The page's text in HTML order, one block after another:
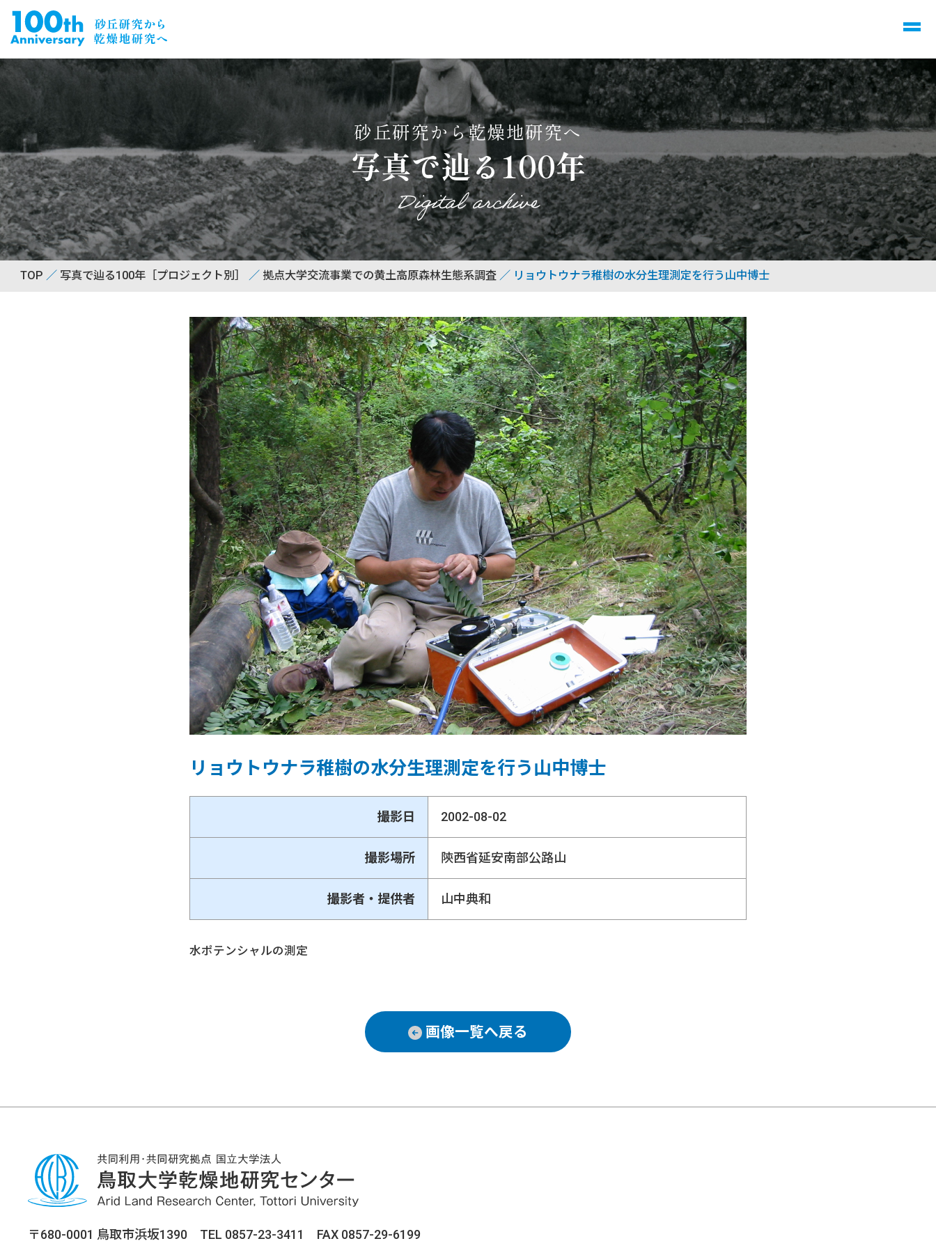
砂丘研究から乾燥地研究へ
写真で辿る100年
Digital archive
TOP 写真で辿る100年［プロジェクト別］ 拠点大学交流事業での黄土高原森林生態系調査 リョウトウナラ稚樹の水分生理測定を行う山中博士
リョウトウナラ稚樹の水分生理測定を行う山中博士
撮影日 2002-08-02
撮影場所 陝西省延安南部公路山
撮影者・提供者 山中典和
水ポテンシャルの測定
画像一覧へ戻る
〒680-0001 鳥取市浜坂1390 TEL 0857-23-3411 FAX 0857-29-6199